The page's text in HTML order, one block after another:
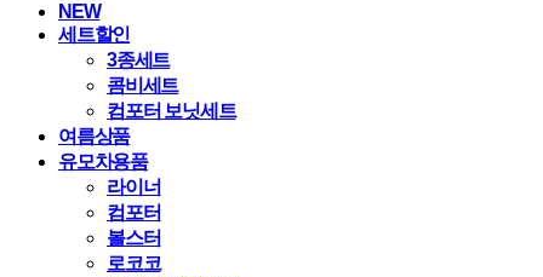
NEW
세트할인
3종세트
콤비세트
컴포터 보닛세트
여름상품
유모차용품
라이너
컴포터
볼스터
로코코